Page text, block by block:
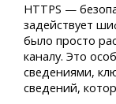
HTTPS —
задействует
было просто
каналу. Это
сведениями,
сведений,